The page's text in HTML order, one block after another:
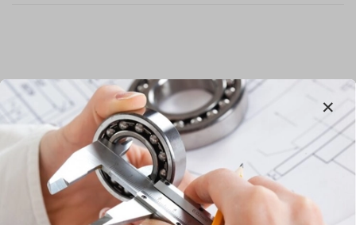
Характеристики
Бренд
Внутренний диаметр d, мм